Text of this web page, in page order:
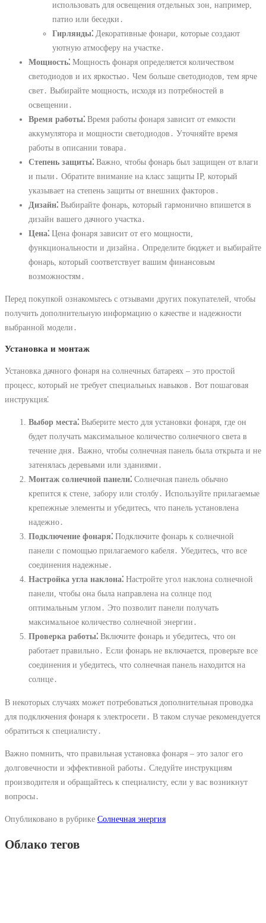
использовать для освещения отдельных зон, например,
патио или беседки․
Гирлянды⁚ Декоративные фонари, которые создают
уютную атмосферу на участке․
Мощность⁚ Мощность фонаря определяется количеством
светодиодов и их яркостью․ Чем больше светодиодов, тем ярче
свет․ Выбирайте мощность, исходя из потребностей в
освещении․
Время работы⁚ Время работы фонаря зависит от емкости
аккумулятора и мощности светодиодов․ Уточняйте время
работы в описании товара․
Степень защиты⁚ Важно, чтобы фонарь был защищен от влаги
и пыли․ Обратите внимание на класс защиты IP, который
указывает на степень защиты от внешних факторов․
Дизайн⁚ Выбирайте фонарь, который гармонично впишется в
дизайн вашего дачного участка․
Цена⁚ Цена фонаря зависит от его мощности,
функциональности и дизайна․ Определите бюджет и выбирайте
фонарь, который соответствует вашим финансовым
возможностям․
Перед покупкой ознакомьтесь с отзывами других покупателей, чтобы
получить дополнительную информацию о качестве и надежности
выбранной модели․
Установка и монтаж
Установка дачного фонаря на солнечных батареях – это простой
процесс, который не требует специальных навыков․ Вот пошаговая
инструкция⁚
Выбор места⁚ Выберите место для установки фонаря, где он
будет получать максимальное количество солнечного света в
течение дня․ Важно, чтобы солнечная панель была открыта и не
затенялась деревьями или зданиями․
Монтаж солнечной панели⁚ Солнечная панель обычно
крепится к стене, забору или столбу․ Используйте прилагаемые
крепежные элементы и убедитесь, что панель установлена
надежно․
Подключение фонаря⁚ Подключите фонарь к солнечной
панели с помощью прилагаемого кабеля․ Убедитесь, что все
соединения надежные․
Настройка угла наклона⁚ Настройте угол наклона солнечной
панели, чтобы она была направлена на солнце под
оптимальным углом․ Это позволит панели получать
максимальное количество солнечной энергии․
Проверка работы⁚ Включите фонарь и убедитесь, что он
работает правильно․ Если фонарь не включается, проверьте все
соединения и убедитесь, что солнечная панель находится на
солнце․
В некоторых случаях может потребоваться дополнительная проводка
для подключения фонаря к электросети․ В таком случае рекомендуется
обратиться к специалисту․
Важно помнить, что правильная установка фонаря – это залог его
долговечности и эффективной работы․ Следуйте инструкциям
производителя и обращайтесь к специалисту, если у вас возникнут
вопросы․
Опубликовано в рубрике Солнечная энергия
Облако тегов